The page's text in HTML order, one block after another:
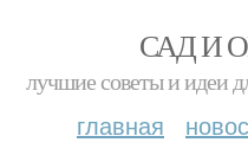
САД И
лучшие советы и идеи
главная